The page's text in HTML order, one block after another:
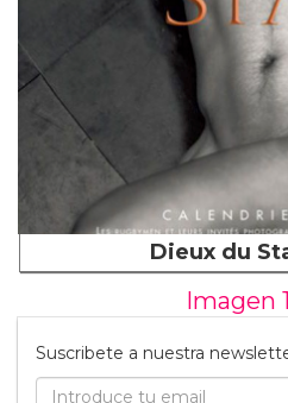
Dieux du
Imagen
Suscribete a nuestra